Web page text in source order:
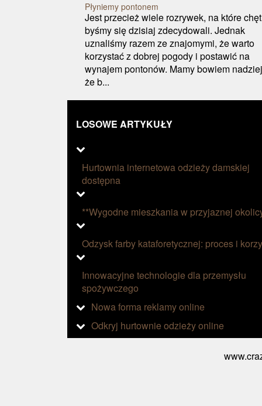
Płyniemy pontonem
Jest przecież wiele rozrywek, na które
byśmy się dzisiaj zdecydowali. Jednak
uznaliśmy razem ze znajomymi, że warto
korzystać z dobrej pogody i postawić na
wynajem pontonów. Mamy bowiem
że b...
LOSOWE ARTYKUŁY
Hurtownia internetowa odzieży damskiej
dostępna
**Wygodne mieszkania w przyjaznej
Odzysk farby kataforetycznej: proces i
Innowacyjne technologie dla przemysłu
spożywczego
Nowa forma reklamy online
Odkryj hurtownie odzieży online